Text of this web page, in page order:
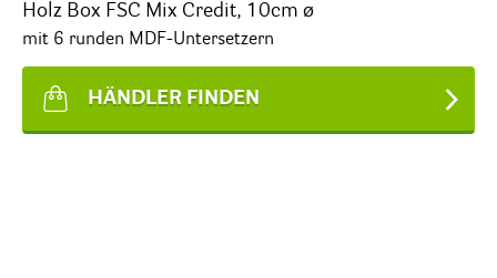
Holz Box FSC Mix Credit, 10cm ø
mit 6 runden MDF-Untersetzern
HÄNDLER FINDEN